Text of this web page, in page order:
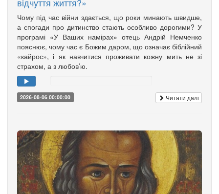
відчуття життя?»
Чому під час війни здається, що роки минають швидше,
а спогади про дитинство стають особливо дорогими? У
програмі «У Ваших намірах» отець Андрій Немченко
пояснює, чому час є Божим даром, що означає біблійний
«кайрос», і як навчитися проживати кожну мить не зі
страхом, а з любов’ю.
2026-08-06 00:00:00 Читати далі